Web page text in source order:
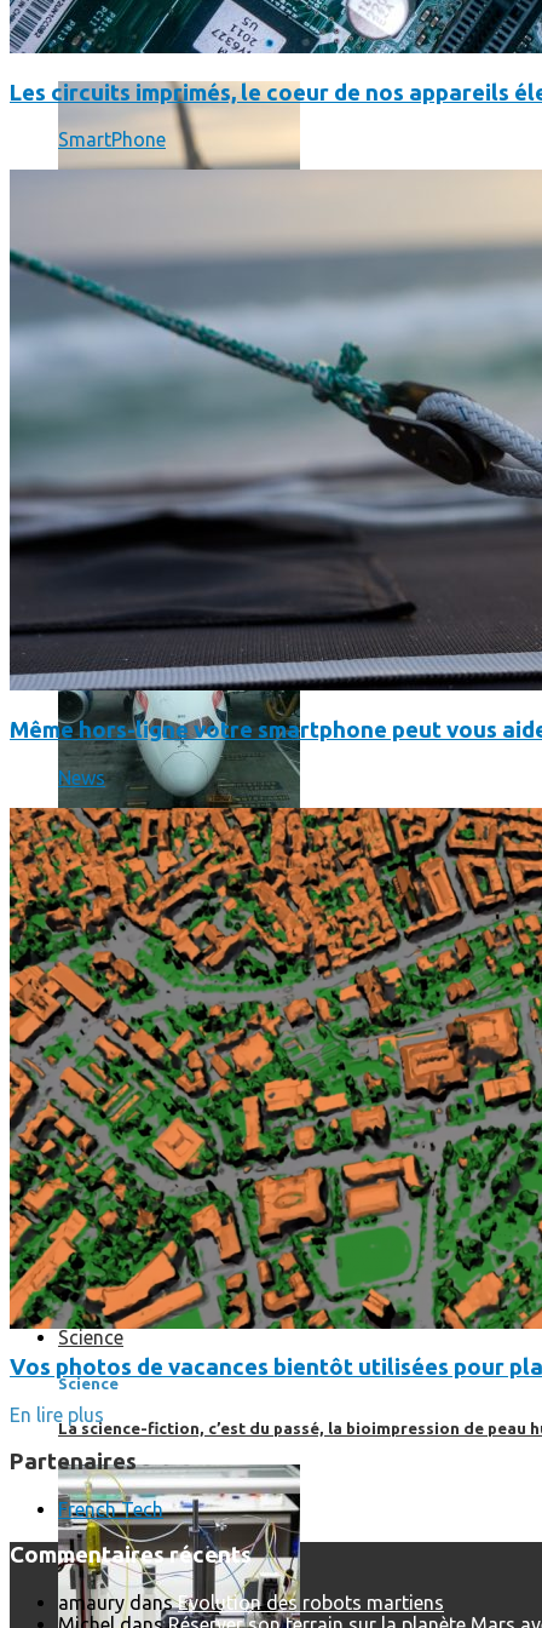
Même hors-ligne votre smartphone peut vous aider en
Comment réduire au maximum la consommation de son
Un boîtier imprimé en 3D va faire tourner Android sur votre
Science
Science
La science-fiction, c’est du passé, la bioimpression de peau
Les circuits imprimés, le coeur de nos appareils
SmartPhone
Même hors-ligne votre smartphone peut vous
News
Vos photos de vacances bientôt utilisées pour
En lire plus
Partenaires
French Tech
Commentaires récents
amaurydansEvolution des robots martiens